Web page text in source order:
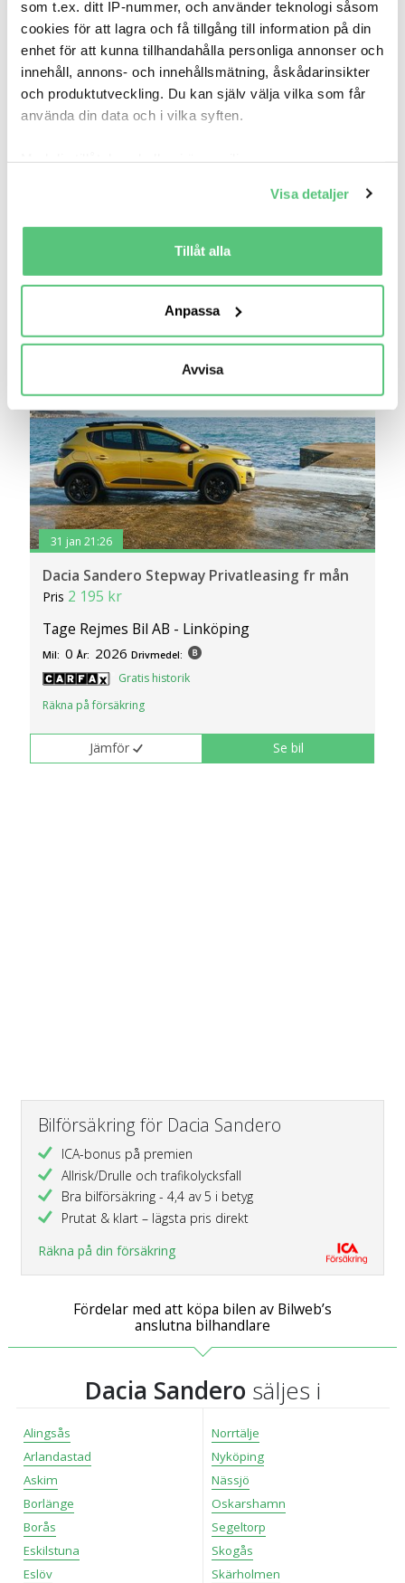
som t.ex. ditt IP-nummer, och använder teknologi såsom
cookies för att lagra och få tillgång till information på din
enhet för att kunna tillhandahålla personliga annonser och
innehåll, annons- och innehållsmätning, åskådarinsikter
och produktutveckling. Du kan själv välja vilka som får
använda din data och i vilka syften.
som kan ha en noggrannhet på upp till flera meter
Identifiera din enhet genom att aktivt skanna den
för specifika kännetecken (fingeravtryck)
Ta reda på mer om hur dina personliga uppgifter
Du kan ändra eller dra tillbaka ditt samtycke när som
helst från cookie-förklaringen.
en säker - och trygg marknadsplats och för att kunna ge
dig relevanta tips, nyheter och anpassad reklam. Genom
att klicka på Tillåt alla godkänner du vår hantering av
cookies och samtycker till att vi mäter och delar
information om din användning av webbplatsen med våra
partners. För att ändra vilka typer av cookies vi använder
klickar du på Anpassa. Du kan alltid ändra dina
inställningar för cookies.
Visa detaljer
Tillåt alla
Anpassa
Avvisa
15 apr 20:23
Dacia Sandero III TCe 90 essential
Tage Rejmes Bil AB - Linköping
Jämför Se bil
31 jan 21:26
Dacia Sandero Stepway Privatleasing fr mån
Pris 2 195 kr
Tage Rejmes Bil AB - Linköping
Mil: 0 År: 2026 Drivmedel:
Gratis historik
Räkna på försäkring
Jämför Se bil
Bilförsäkring för Dacia Sandero
ICA-bonus på premien
Allrisk/Drulle och trafikolycksfall
Bra bilförsäkring - 4,4 av 5 i betyg
Prutat & klart – lägsta pris direkt
Räkna på din försäkring
Fördelar med att köpa bilen av Bilweb’s
anslutna bilhandlare
Dacia Sandero säljes i
Alingsås
Arlandastad
Askim
Borlänge
Borås
Eskilstuna
Eslöv
Norrtälje
Nyköping
Nässjö
Oskarshamn
Segeltorp
Skogås
Skärholmen